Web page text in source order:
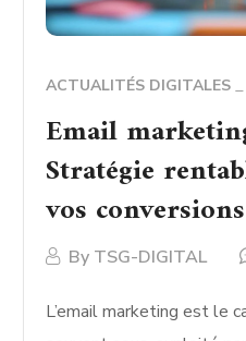
ACTUALITÉS DIGITALES
Email
Stratégie
vos conversions
By TSG-DIGITAL
L’email marketing est le